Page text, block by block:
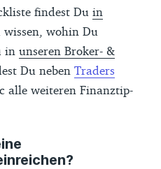
findest Du in
wissen, wohin Du
in unseren Broker- &
Du neben Traders
alle weiteren Finanztip-